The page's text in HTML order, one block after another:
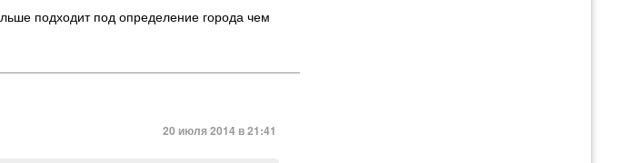
подходит под определение города чем
20 июля 2014 в 21:41